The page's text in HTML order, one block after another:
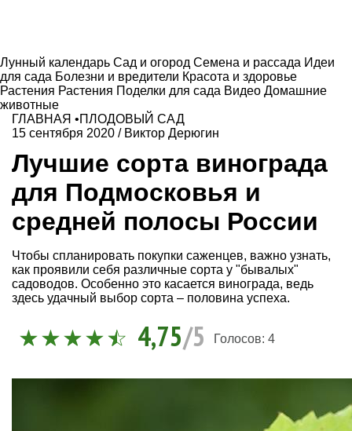
Лунный календарь Сад и огород Семена и рассада Идеи
для сада Болезни и вредители Красота и здоровье
Растения Растения Поделки для сада Видео Домашние
животные
ГЛАВНАЯ •ПЛОДОВЫЙ САД
15 сентября 2020 / Виктор Дерюгин
Лучшие сорта винограда
для Подмосковья и
средней полосы России
Чтобы спланировать покупки саженцев, важно узнать,
как проявили себя различные сорта у "бывалых"
садоводов. Особенно это касается винограда, ведь
здесь удачный выбор сорта – половина успеха.
4,75/5 Голосов: 4